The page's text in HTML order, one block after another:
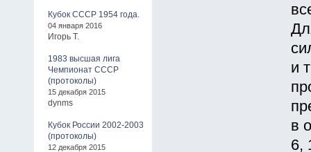
Кубок СССР 1954 года.
04 января 2016
Игорь Т.
1983 высшая лига
Чемпионат СССР
(протоколы)
15 декабря 2015
dynms
Кубок России 2002-2003
(протоколы)
12 декабря 2015
и
в
6,